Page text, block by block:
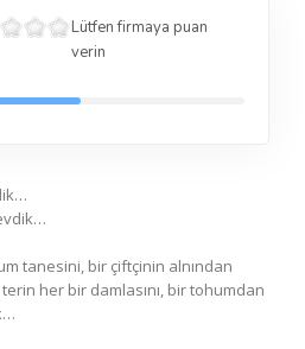
Lütfen firmaya puan
verin
tanesini, bir çiftçinin alnından
her bir damlasını, bir tohumdan